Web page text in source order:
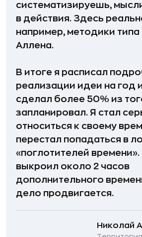
систематизируешь,
в действия. Здесь
например, методики типа
Аллена.
В итоге я расписал
реализации идеи на год
сделал более 50% из
запланировал. Я стал
относиться к своему
перестал попадаться в
«поглотителей
выкроил около 2 часов
дополнительного
дело продвигается.
Николай